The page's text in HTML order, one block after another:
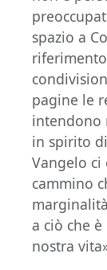
spazio a
pagine le
intendono
in spirito
Vangelo ci
cammino
a ciò che
nostra